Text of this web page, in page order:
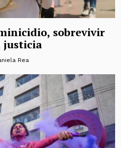
sobrevivir
justicia
Rea